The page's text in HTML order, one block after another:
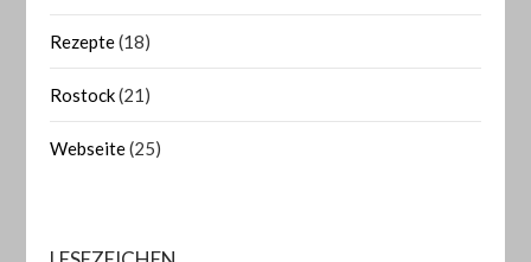
Rezepte(18)
Rostock(21)
Webseite(25)